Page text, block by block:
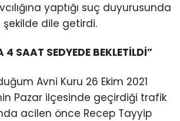
yaptığı suç duyurusunda
şekilde dile getirdi.
4 SAAT SEDYEDE BEKLETİLDİ”
Avni Kuru 26 Ekim 2021
Pazar ilçesinde geçirdiği trafik
acilen önce Recep Tayyip